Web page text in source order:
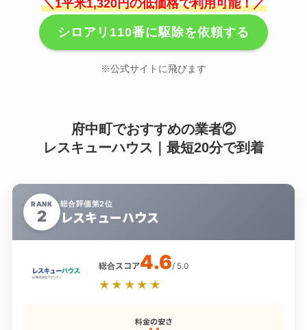
＼1平米1,320円の低価格で利用可能！／
シロアリ110番に駆除を依頼する
※公式サイトに飛びます
府中町でおすすめの業者②
レスキューハウス｜最短20分で到着
RANK
2
総合評価第2位
レスキューハウス
総合スコア4.6/ 5.0
★★★★★
料金の安さ